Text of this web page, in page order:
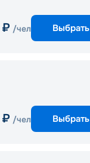
₽ /чел Выбрать
₽ /чел Выбрать